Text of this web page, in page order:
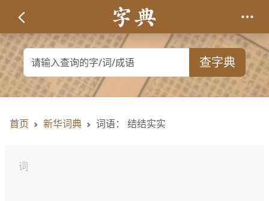
查字典
首页 新华词典 词语： 结结实实
词